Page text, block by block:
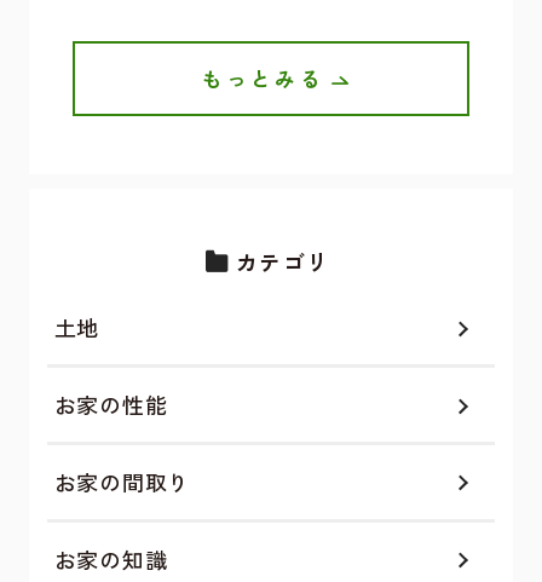
もっとみる
カテゴリ
土地
お家の性能
お家の間取り
お家の知識